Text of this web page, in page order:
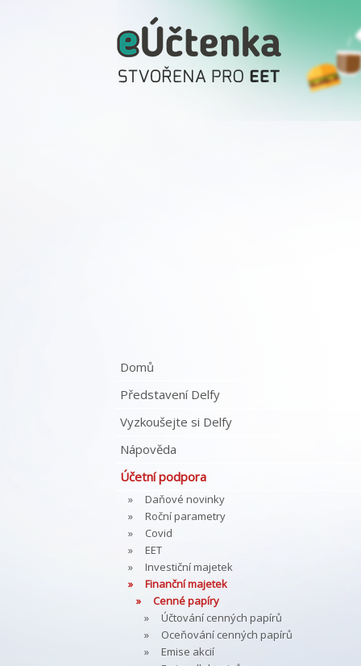
Domů
Představení Delfy
Vyzkoušejte si Delfy
Nápověda
Účetní podpora
Daňové novinky
Roční parametry
Covid
EET
Investiční majetek
Finanční majetek
Cenné papíry
Účtování cenných papírů
Oceňování cenných papírů
Emise akcií